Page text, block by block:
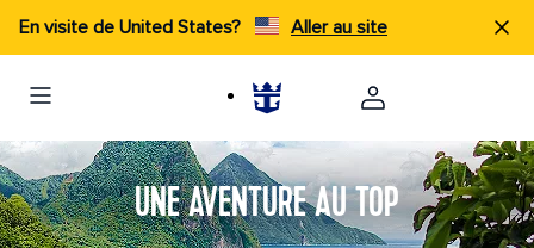
En visite de United States? Aller au site
UNE AVENTURE AU TOP